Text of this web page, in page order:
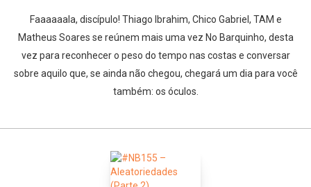
Faaaaaala, discípulo! Thiago Ibrahim, Chico Gabriel, TAM e
Matheus Soares se reúnem mais uma vez No Barquinho, desta
vez para reconhecer o peso do tempo nas costas e conversar
sobre aquilo que, se ainda não chegou, chegará um dia para você
também: os óculos.